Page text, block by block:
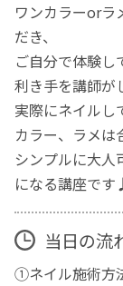
ワンカラーorラ
だき、
ご自分で体験し
利き手を講師が
実際にネイルし
カラー、ラメは
シンプルに大人
になる講座です
当日の流
①ネイル施術方